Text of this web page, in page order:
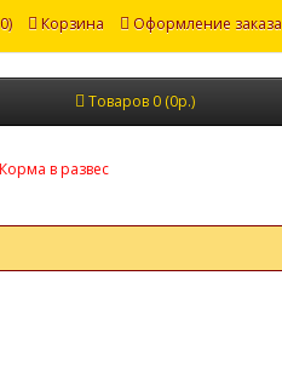
Корзина Оформление заказа
Товаров 0 (0р.)
Корма в развес